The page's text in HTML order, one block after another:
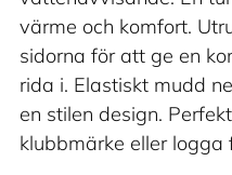
värme och komfort.
sidorna för att ge en
rida i. Elastiskt mudd
en stilen design.
klubbmärke eller logga